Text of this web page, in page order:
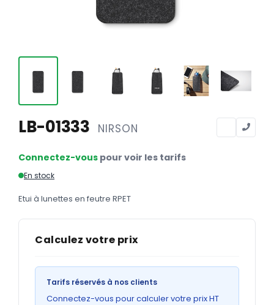
Calendriers bancaires
Tête de lettre
Sous-mains
Chemises
GRAND FORMAT
LB-01333 NIRSON
Connectez-vous pour voir les tarifs
En stock
Etui à lunettes en feutre RPET
Calculez votre prix
Tarifs réservés à nos clients
Connectez-vous pour calculer votre prix HT